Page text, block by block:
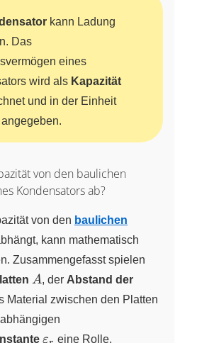
kann Ladung
Das
eines
wird als Kapazität
und in der Einheit
angegeben.
von den baulichen
Kondensators ab?
von den baulichen
kann mathematisch
Zusammengefasst spielen
A
A, der Abstand der
Material zwischen den Platten
\varepsilon_{r}
ε eine Rolle.